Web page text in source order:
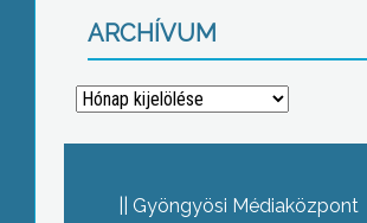
ARCHÍVUM
Archívum
Gyöngyösi Médiaközpont